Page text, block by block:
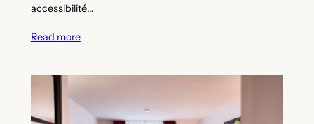
accessibilité…
Read more